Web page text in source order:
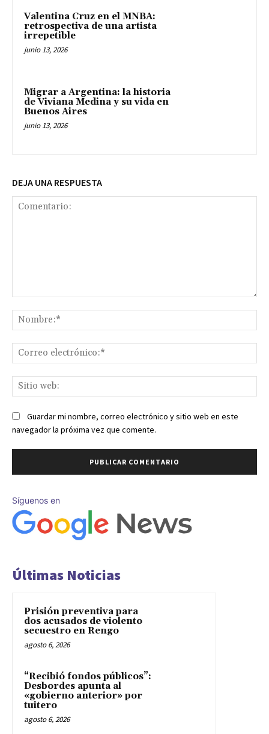
Valentina Cruz en el MNBA:
retrospectiva de una artista
irrepetible
junio 13, 2026
Migrar a Argentina: la historia
de Viviana Medina y su vida en
Buenos Aires
junio 13, 2026
DEJA UNA RESPUESTA
Guardar mi nombre, correo electrónico y sitio web en este
navegador la próxima vez que comente.
Síguenos en
Últimas Noticias
Prisión preventiva para
dos acusados de violento
secuestro en Rengo
agosto 6, 2026
“Recibió fondos públicos”:
Desbordes apunta al
«gobierno anterior» por
tuitero
agosto 6, 2026